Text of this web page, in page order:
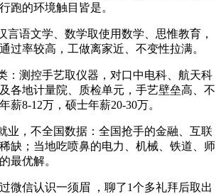
跑的环境触目皆是。
语文学、数学取使用数学、思惟教育，
过率较高，工做离家近、不变性拉满。
测控手艺取仪器，对口中电科、航天科
各地计量院、质检单元，手艺壁垒高、不
薪8-12万，硕士年薪20-30万。
，不全国数据：全国抢手的金融、互联
缺；当地吃喷鼻的电力、机械、铁道、师
最优解。
信认识一须眉 ，聊了1个多礼拜后取出